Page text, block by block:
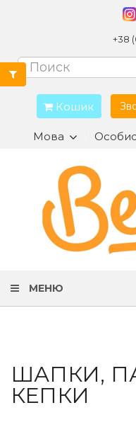
+38
Кошик
Мова
МЕНЮ
ШАПКИ,
КЕПКИ